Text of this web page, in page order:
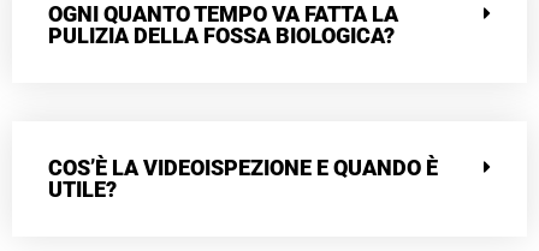
OGNI QUANTO TEMPO VA FATTA LA
PULIZIA DELLA FOSSA BIOLOGICA?
COS’È LA VIDEOISPEZIONE E QUANDO È
UTILE?